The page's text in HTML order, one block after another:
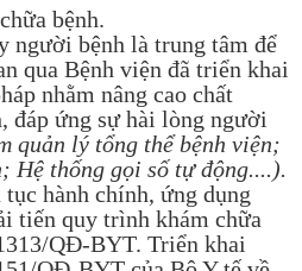
bệnh.
người bệnh là trung tâm để
qua Bệnh viện đã triển khai
nhằm nâng cao chất
đáp ứng sự hài lòng người
quản lý tổng thể bệnh viện;
Hệ thống gọi số tự động....).
hành chính, ứng dụng
tiến quy trình khám chữa
QĐ-BYT. Triển khai